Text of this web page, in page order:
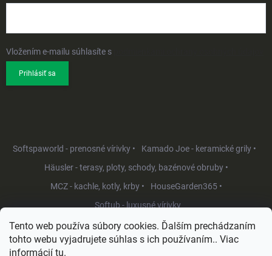
Tento web používa súbory cookies. Ďalším prechádzaním
tohto webu vyjadrujete súhlas s ich používaním.. Viac
informácií tu.
Vložením e-mailu súhlasíte s
Prihlásiť sa
Softspaworld - prenosné vírivky •
Kamado Joe - keramické grily •
Häusler - terasy, ploty, schody, bazénové obruby •
MCZ - kachle, kotly, krby •
HouseGarden365 •
Softub - luxusné vírivky